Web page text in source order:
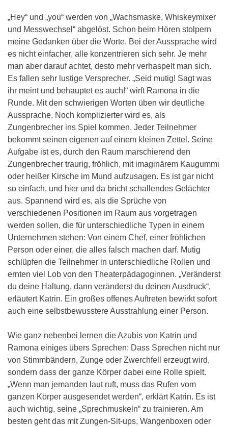
„Hey“ und „you“ werden von „Wachsmaske, Whiskeymixer
und Messwechsel“ abgelöst. Schon beim Hören stolpern
meine Gedanken über die Worte. Bei der Aussprache wird
es nicht einfacher, alle konzentrieren sich sehr. Je mehr
man aber darauf achtet, desto mehr verhaspelt man sich.
Es fallen sehr lustige Versprecher. „Seid mutig! Sagt was
ihr meint und behauptet es auch!“ wirft Ramona in die
Runde. Mit den schwierigen Worten üben wir deutliche
Aussprache. Noch komplizierter wird es, als
Zungenbrecher ins Spiel kommen. Jeder Teilnehmer
bekommt seinen eigenen auf einem kleinen Zettel. Seine
Aufgabe ist es, durch den Raum marschierend den
Zungenbrecher traurig, fröhlich, mit imaginärem Kaugummi
oder heißer Kirsche im Mund aufzusagen. Es ist gar nicht
so einfach, und hier und da bricht schallendes Gelächter
aus. Spannend wird es, als die Sprüche von
verschiedenen Positionen im Raum aus vorgetragen
werden sollen, die für unterschiedliche Typen in einem
Unternehmen stehen: Von einem Chef, einer fröhlichen
Person oder einer, die alles falsch machen darf. Mutig
schlüpfen die Teilnehmer in unterschiedliche Rollen und
ernten viel Lob von den Theaterpädagoginnen. „Veränderst
du deine Haltung, dann veränderst du deinen Ausdruck“,
erläutert Katrin. Ein großes offenes Auftreten bewirkt sofort
auch eine selbstbewusstere Ausstrahlung einer Person.
Wie ganz nebenbei lernen die Azubis von Katrin und
Ramona einiges übers Sprechen: Dass Sprechen nicht nur
von Stimmbändern, Zunge oder Zwerchfell erzeugt wird,
sondern dass der ganze Körper dabei eine Rolle spielt.
„Wenn man jemanden laut ruft, muss das Rufen vom
ganzen Körper ausgesendet werden“, erklärt Katrin. Es ist
auch wichtig, seine „Sprechmuskeln“ zu trainieren. Am
besten geht das mit Zungen-Sit-ups, Wangenboxen oder